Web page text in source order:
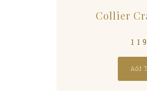
Collier
Add